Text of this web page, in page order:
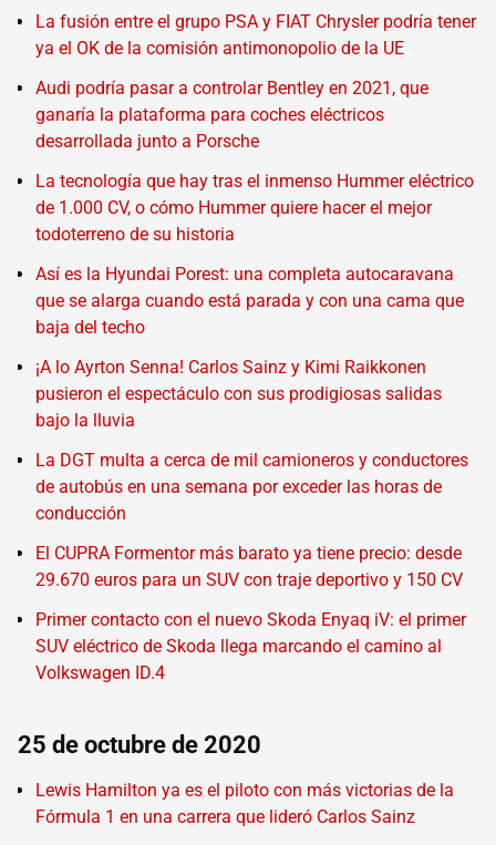
La fusión entre el grupo PSA y FIAT Chrysler podría tener
ya el OK de la comisión antimonopolio de la UE
Audi podría pasar a controlar Bentley en 2021, que
ganaría la plataforma para coches eléctricos
desarrollada junto a Porsche
La tecnología que hay tras el inmenso Hummer eléctrico
de 1.000 CV, o cómo Hummer quiere hacer el mejor
todoterreno de su historia
Así es la Hyundai Porest: una completa autocaravana
que se alarga cuando está parada y con una cama que
baja del techo
¡A lo Ayrton Senna! Carlos Sainz y Kimi Raikkonen
pusieron el espectáculo con sus prodigiosas salidas
bajo la lluvia
La DGT multa a cerca de mil camioneros y conductores
de autobús en una semana por exceder las horas de
conducción
El CUPRA Formentor más barato ya tiene precio: desde
29.670 euros para un SUV con traje deportivo y 150 CV
Primer contacto con el nuevo Skoda Enyaq iV: el primer
SUV eléctrico de Skoda llega marcando el camino al
Volkswagen ID.4
25 de octubre de 2020
Lewis Hamilton ya es el piloto con más victorias de la
Fórmula 1 en una carrera que lideró Carlos Sainz